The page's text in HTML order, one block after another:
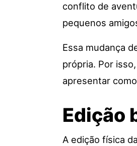
conflito de
pequenos
Essa mudança
própria. Por
apresentar
Edição
A edição física